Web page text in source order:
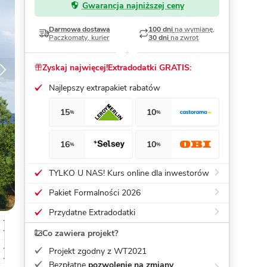
Dom pasywny - co to znaczy
Gwarancja najniższej ceny
Darmowa dostawa
Paczkomaty, kurier
100 dni na wymianę,
30 dni na zwrot
Zyskaj najwięcej!Extradodatki GRATIS:
Najlepszy extrapakiet rabatów
15% 10%
16% 10%
TYLKO U NAS! Kurs online dla inwestorów
Pakiet Formalności 2026
Przydatne Extradodatki
Co zawiera projekt?
Projekt zgodny z WT2021